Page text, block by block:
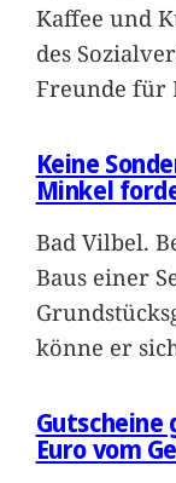
Kaffee und
des
Freunde für
Keine
Minkel
Bad Vilbel.
Baus einer
könne er
Gutscheine
Euro vom